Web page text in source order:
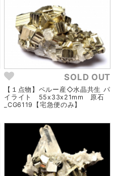
SOLD OUT
【１点物】ペルー産◇水晶共生 パ
イライト 55x33x21mm 原石
_CG6119【宅急便のみ】